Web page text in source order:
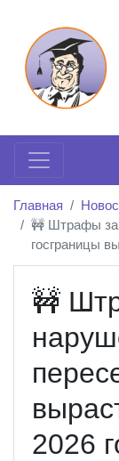
Главная
🚧 Штрафы за
госграницы
🚧
2026